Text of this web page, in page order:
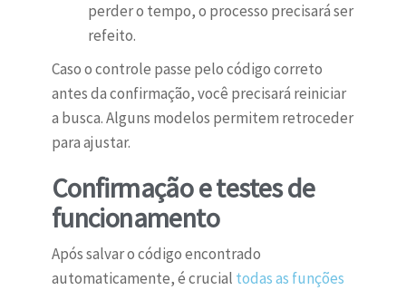
perder o tempo, o processo precisará ser
refeito.
Caso o controle passe pelo código correto
antes da confirmação, você precisará reiniciar
a busca. Alguns modelos permitem retroceder
para ajustar.
Confirmação e testes de
funcionamento
Após salvar o código encontrado
automaticamente, é crucial todas as funções